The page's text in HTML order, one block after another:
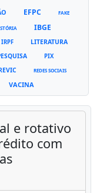
EFPC FAKE
IBGE
IRPF LITERATURA
PIX
REDES SOCIAIS
VACINA
e rotativo
com